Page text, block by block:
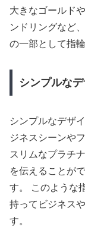
大きなゴールド
ンドリングなど
の一部として指
シンプルな
シンプルなデザ
ジネスシーンや
スリムなプラチ
を伝えることが
す。 このような
持ってビジネス
す。